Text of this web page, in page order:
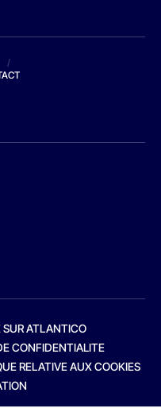
/
SUR ATLANTICO
CONFIDENTIALITE
RELATIVE AUX COOKIES